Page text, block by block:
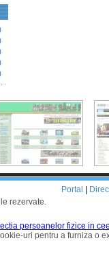
rezervate.
Portal
persoanelor fizice in
uri pentru a furniza o